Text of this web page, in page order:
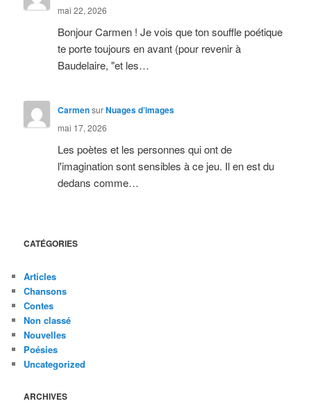
mai 22, 2026
Bonjour Carmen ! Je vois que ton souffle poétique
te porte toujours en avant (pour revenir à
Baudelaire, "et les…
CarmensurNuages d’images
mai 17, 2026
Les poètes et les personnes qui ont de
l'imagination sont sensibles à ce jeu. Il en est du
dedans comme…
CATÉGORIES
Articles
Chansons
Contes
Non classé
Nouvelles
Poésies
Uncategorized
ARCHIVES